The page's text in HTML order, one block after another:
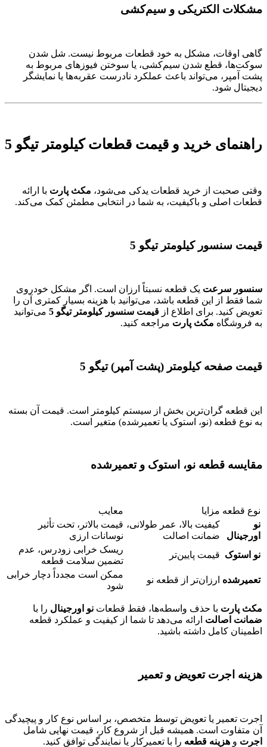
مشکلات الکتریکی و سیم‌کشی
گاهی اوقات، مشکل به خود قطعات مربوط نیست. شل شدن
سوکت‌ها، قطع شدن سیم‌کشی، یا سوختن فیوزهای مربوط به
پشت آمپر، می‌تواند باعث عملکرد نادرست عقربه‌ها یا نمایشگر
دیجیتال شود.
راهنمای خرید و قیمت قطعات کیلومتر تیگو 5
وقتی صحبت از خرید قطعات یدکی می‌شود، مکث پارت با ارائه
قطعات اصلی و باکیفیت، به شما در انتخابی مطمئن کمک می‌کند.
قیمت سنسور کیلومتر تیگو 5
سنسور سرعت یک قطعه نسبتاً ارزان است. اگر مشکل خودروی
شما فقط از این قطعه باشد، می‌توانید با هزینه بسیار کمتری آن را
تعویض کنید. برای اطلاع از قیمت سنسور کیلومتر تیگو 5
می‌توانید
به فروشگاه مکث پارت مراجعه کنید.
قیمت صفحه کیلومتر (پشت آمپر) تیگو 5
این قطعه گران‌ترین بخش از سیستم کیلومتر است. قیمت آن بسته
به نوع قطعه (نو، استوک یا تعمیرشده) متغیر است.
مقایسه قطعه نو، استوک و تعمیرشده
نوع قطعه مزایا
معایب
نو
اورجینال
کیفیت بالا، عمر طولانی،
ضمانت اصالت
قیمت بالاتر، تحت تأثیر
نوسانات ارزی
نو استوک قیمت پایین‌تر
ریسک خرابی زودرس، عدم
تضمین سلامت قطعه
تعمیرشده ارزان‌تر از قطعه نو
ممکن است مجدداً دچار خرابی
شود
مکث پارت با حذف واسطه‌ها، فقط قطعات نو اورجینال را با
ضمانت اصالت ارائه می‌دهد تا شما از کیفیت و عملکرد قطعه
اطمینان کامل داشته باشید.
هزینه اجرت تعویض و تعمیر
اجرت تعمیر یا تعویض توسط متخصص، بر اساس نوع کار و پیچیدگی
آن متفاوت است. همیشه قبل از شروع کار، قیمت نهایی شامل
اجرت و هزینه قطعه را با تعمیرکار یا نمایندگی توافق کنید.